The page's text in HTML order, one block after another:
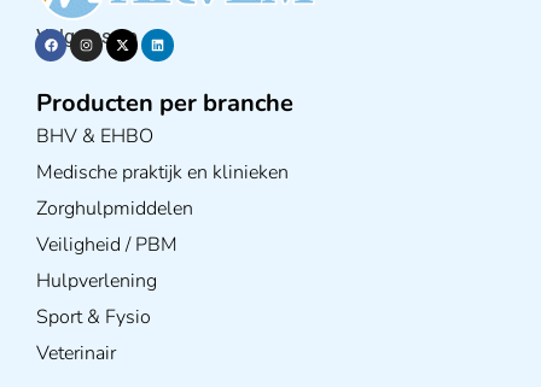
Volg ons op
Producten per branche
BHV & EHBO
Medische praktijk en klinieken
Zorghulpmiddelen
Veiligheid / PBM
Hulpverlening
Sport & Fysio
Veterinair